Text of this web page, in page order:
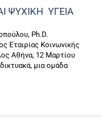
ΨΥΧΙΚΗ ΥΓΕΙΑ
Ph.D.
Εταιρίας Κοινωνικής
Αθήνα, 12 Μαρτίου
μια ομάδα